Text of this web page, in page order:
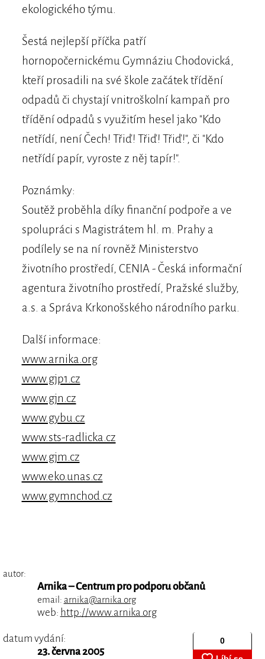
ekologického týmu.
Šestá nejlepší příčka patří
hornopočernickému Gymnáziu Chodovická,
kteří prosadili na své škole začátek třídění
odpadů či chystají vnitroškolní kampaň pro
třídění odpadů s využitím hesel jako "Kdo
netřídí, není Čech! Třiď! Třiď! Třiď!", či "Kdo
netřídí papír, vyroste z něj tapír!".
Poznámky:
Soutěž proběhla díky finanční podpoře a ve
spolupráci s Magistrátem hl. m. Prahy a
podílely se na ní rovněž Ministerstvo
životního prostředí, CENIA - Česká informační
agentura životního prostředí, Pražské služby,
a.s. a Správa Krkonošského národního parku.
Další informace:
www.arnika.org
www.gjp1.cz
www.gjn.cz
www.gybu.cz
www.sts-radlicka.cz
www.gjm.cz
www.eko.unas.cz
www.gymnchod.cz
autor:
Arnika – Centrum pro podporu občanů
email: arnika@arnika.org
web: http://www.arnika.org
datum vydání:
23. června 2005